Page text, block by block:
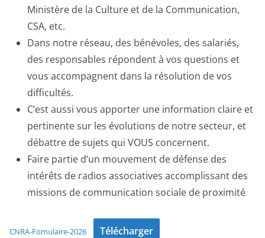
Ministère de la Culture et de la Communication,
CSA, etc.
Dans notre réseau, des bénévoles, des salariés,
des responsables répondent à vos questions et
vous accompagnent dans la résolution de vos
difficultés.
C’est aussi vous apporter une information claire et
pertinente sur les évolutions de notre secteur, et
débattre de sujets qui VOUS concernent.
Faire partie d’un mouvement de défense des
intérêts de radios associatives accomplissant des
missions de communication sociale de proximité
CNRA-Fomulaire-2026 Télécharger